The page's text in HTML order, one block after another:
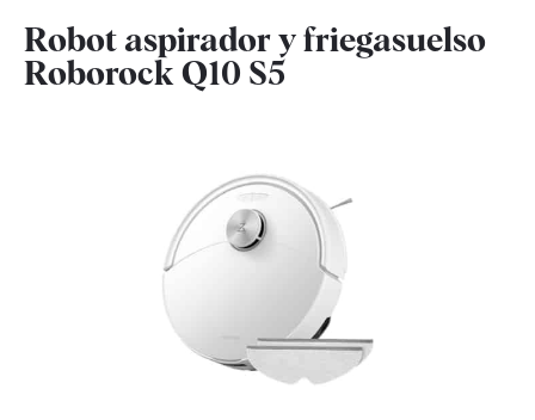
Robot aspirador y friegasuelso
Roborock Q10 S5